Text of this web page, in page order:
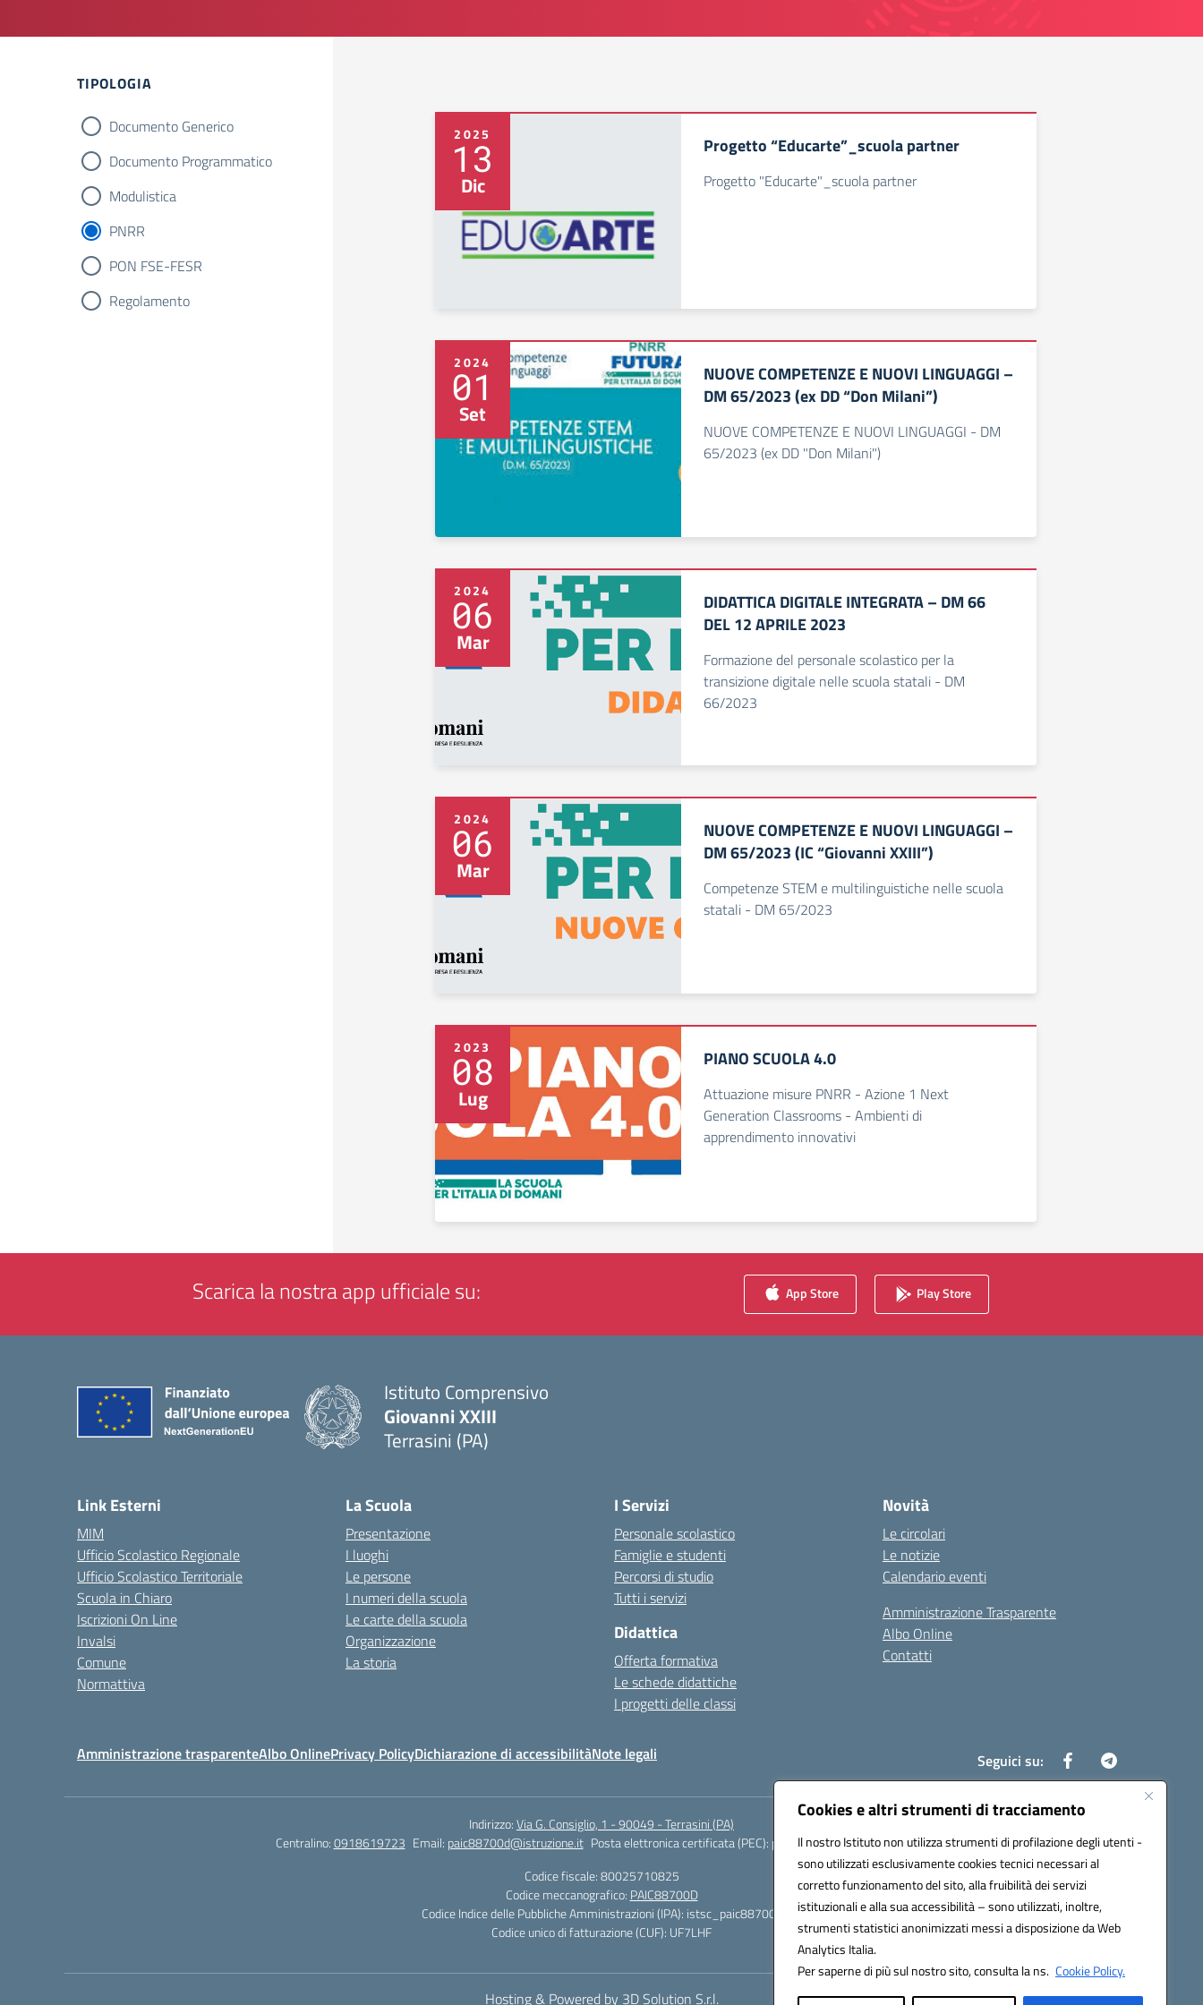
Cookies e altri strumenti di tracciamento
Il nostro Istituto non utilizza strumenti di profilazione degli utenti -
sono utilizzati esclusivamente cookies tecnici necessari al
corretto funzionamento del sito, alla fruibilità dei servizi
istituzionali e alla sua accessibilità – sono utilizzati, inoltre,
strumenti statistici anonimizzati messi a disposizione da Web
Analytics Italia.
Per saperne di più sul nostro sito, consulta la ns. Cookie Policy.
Filtri
TIPOLOGIA
Documento Generico
Documento Programmatico
Modulistica
PNRR
PON FSE-FESR
Regolamento
2025
13
Dic
Progetto “Educarte”_scuola partner
Progetto "Educarte"_scuola partner
2024
01
Set
NUOVE COMPETENZE E NUOVI LINGUAGGI –
DM 65/2023 (ex DD “Don Milani”)
NUOVE COMPETENZE E NUOVI LINGUAGGI - DM
65/2023 (ex DD "Don Milani")
2024
06
Mar
DIDATTICA DIGITALE INTEGRATA – DM 66
DEL 12 APRILE 2023
Formazione del personale scolastico per la
transizione digitale nelle scuola statali - DM
66/2023
2024
06
Mar
NUOVE COMPETENZE E NUOVI LINGUAGGI –
DM 65/2023 (IC “Giovanni XXIII”)
Competenze STEM e multilinguistiche nelle scuola
statali - DM 65/2023
2023
08
Lug
PIANO SCUOLA 4.0
Attuazione misure PNRR - Azione 1 Next
Generation Classrooms - Ambienti di
apprendimento innovativi
Scarica la nostra app ufficiale su: App Store Play Store
Istituto Comprensivo
Giovanni XXIII
Terrasini (PA)
Link Esterni
MIM
Ufficio Scolastico Regionale
Ufficio Scolastico Territoriale
Scuola in Chiaro
Iscrizioni On Line
Invalsi
Comune
Normattiva
La Scuola
Presentazione
I luoghi
Le persone
I numeri della scuola
Le carte della scuola
Organizzazione
La storia
I Servizi
Personale scolastico
Famiglie e studenti
Percorsi di studio
Tutti i servizi
Didattica
Offerta formativa
Le schede didattiche
I progetti delle classi
Novità
Le circolari
Le notizie
Calendario eventi
Amministrazione Trasparente
Albo Online
Contatti
Amministrazione trasparenteAlbo OnlinePrivacy PolicyDichiarazione di accessibilitàNote legali Seguici su:
Indirizzo:Via G. Consiglio, 1 - 90049 - Terrasini (PA)
Centralino:0918619723 Email: paic88700d@istruzione.it Posta elettronica certificata (PEC): paic88700d@pec.istruzione.it
Codice fiscale: 80025710825
Codice meccanografico: PAIC88700D
Codice Indice delle Pubbliche Amministrazioni (IPA): istsc_paic88700d
Codice unico di fatturazione (CUF): UF7LHF
Hosting & Powered by 3D Solution S.r.l.